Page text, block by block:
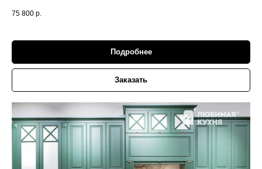
75 800 р.
Подробнее
Заказать